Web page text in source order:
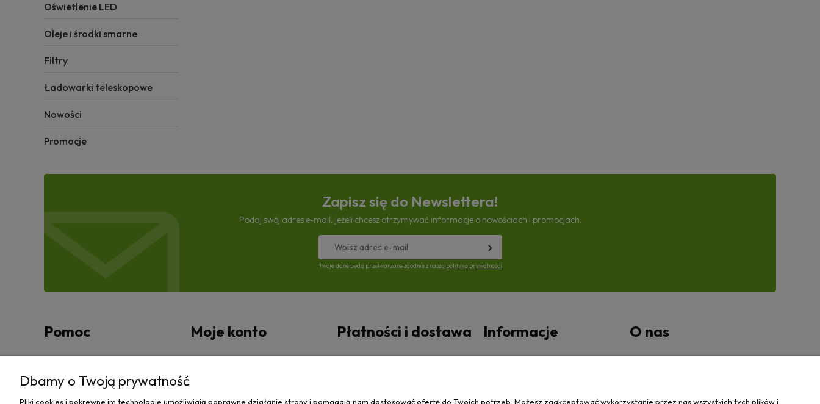
Oświetlenie LED
Oleje i środki smarne
Filtry
Ładowarki teleskopowe
Nowości
Promocje
Zapisz się do Newslettera!
Podaj swój adres e-mail, jeżeli chcesz otrzymywać informacje o nowościach i promocjach.
Twoje dane będą przetwarzane zgodnie z naszą polityką prywatności
Pomoc
Regulamin
Moje konto Płatności i dostawa Informacje O nas
Dbamy o Twoją prywatność
Pliki cookies i pokrewne im technologie umożliwiają poprawne działanie strony i pomagają nam dostosować ofertę do Twoich potrzeb. Możesz zaakceptować wykorzystanie przez nas wszystkich tych plików i